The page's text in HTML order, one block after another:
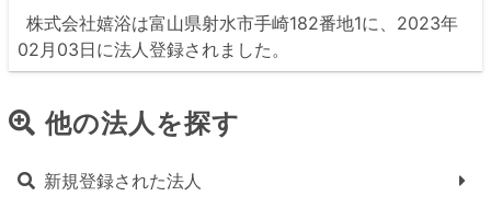
株式会社嬉浴は富山県射水市手崎182番地1に、2023年
02月03日に法人登録されました。
他の法人を探す
新規登録された法人